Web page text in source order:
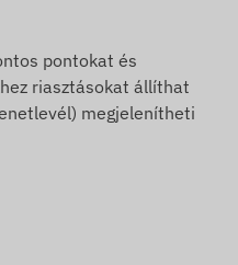
pontokat és
riasztásokat állíthat
megjelenítheti